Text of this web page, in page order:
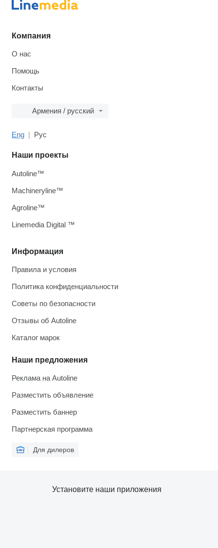
Компания
О нас
Помощь
Контакты
Армения / русский
Eng Рус
Информация
Правила и условия
Политика конфиденциальности
Советы по безопасности
Отзывы об Autoline
Каталог марок
Наши предложения
Реклама на Autoline
Разместить объявление
Разместить баннер
Партнерская программа
Для дилеров
Наши проекты
Autoline™
Machineryline™
Agroline™
Linemedia Digital ™
Установите наши приложения